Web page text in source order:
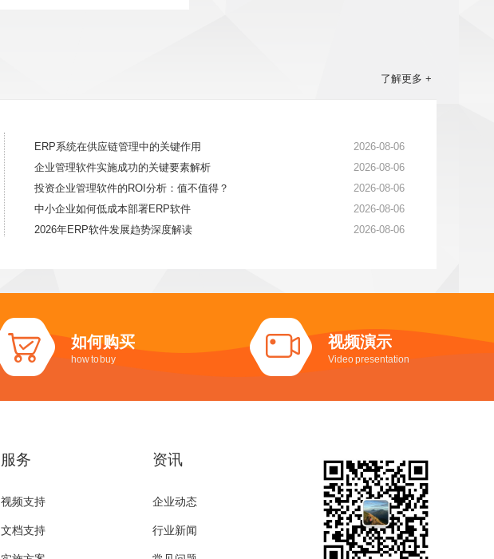
了解更多 +
ERP系统在供应链管理中的关键作用
2026-08-06
企业管理软件实施成功的关键要素解析
2026-08-06
投资企业管理软件的ROI分析：值不值得？
2026-08-06
中小企业如何低成本部署ERP软件
2026-08-06
2026年ERP软件发展趋势深度解读
2026-08-06
如何购买
how to buy
视频演示
Video presentation
服务
视频支持
文档支持
资讯
企业动态
行业新闻